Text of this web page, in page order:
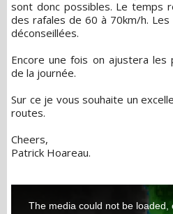
sont donc possibles. Le temps
des rafales de 60 à 70km/h.
déconseillées.
Encore une fois on ajustera les
de la journée.
Sur ce je vous souhaite un
routes.
Cheers,
Patrick Hoareau.